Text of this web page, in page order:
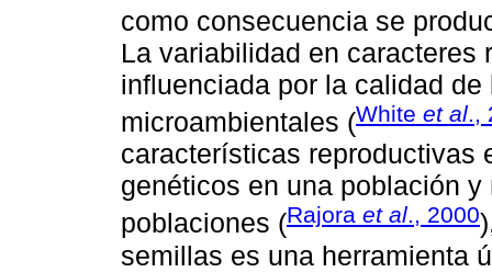
como consecuencia se
La variabilidad en caracteres
influenciada por la calidad
microambientales (White et al.,
características reproductivas
genéticos en una población
poblaciones (Rajora et al., 2000
semillas es una herramienta